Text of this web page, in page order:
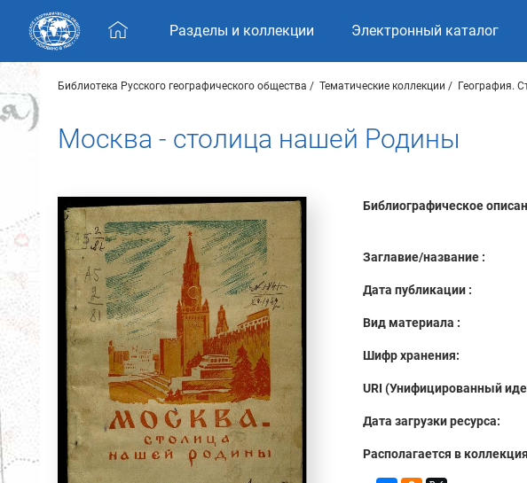
Skip navigation
Разделы и коллекции Электронный каталог
Библиотека Русского географического общества Тематические коллекции География.
Москва - столица нашей Родины
Библиографическое
Заглавие/название :
Дата публикации :
Вид материала :
Шифр хранения:
URI (Унифицированный
Дата загрузки ресурса:
Располагается в